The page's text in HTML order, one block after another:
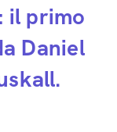
il primo
Daniel